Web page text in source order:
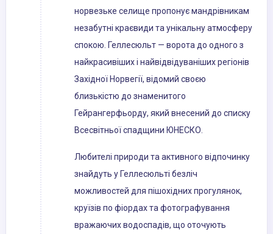
норвезьке селище пропонує мандрівникам
незабутні краєвиди та унікальну атмосферу
спокою. Геллесюльт — ворота до одного з
найкрасивіших і найвідвідуваніших регіонів
Західної Норвегії, відомий своєю
близькістю до знаменитого
Гейрангерфьорду, який внесений до списку
Всесвітньої спадщини ЮНЕСКО.
Любителі природи та активного відпочинку
знайдуть у Геллесюльті безліч
можливостей для пішохідних прогулянок,
круїзів по фіордах та фотографування
вражаючих водоспадів, що оточують